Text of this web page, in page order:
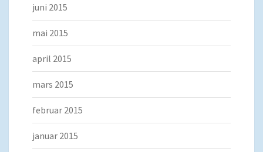
juni 2015
mai 2015
april 2015
mars 2015
februar 2015
januar 2015